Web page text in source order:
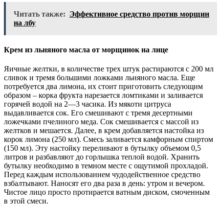
Читать также: Эффективное средство против морщин
на лбу
Крем из льняного масла от морщинок на лице
Яичные желтки, в количестве трех штук растираются с 200 мл
сливок и тремя большими ложками льняного масла. Еще
потребуется два лимона, их стоит приготовить следующим
образом – корка фрукта нарезается ломтиками и заливается
горячей водой на 2—3 часика. Из мякоти цитруса
выдавливается сок. Его смешивают с тремя десертными
ложечками пчелиного меда. Сок смешивается с массой из
желтков и мешается. Далее, в крем добавляется настойка из
корок лимона (250 мл). Смесь заливается камфорным спиртом
(150 мл). Эту настойку переливают в бутылку объемом 0,5
литров и разбавляют до горлышка теплой водой. Хранить
бутылку необходимо в темном месте с ощутимой прохладой.
Перед каждым использованием чудодейственное средство
взбалтывают. Наносят его два раза в день: утром и вечером.
Чистое лицо просто протирается ватным диском, смоченным
в этой смеси.